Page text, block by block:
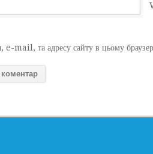
e-mail, та адресу сайту в цьому